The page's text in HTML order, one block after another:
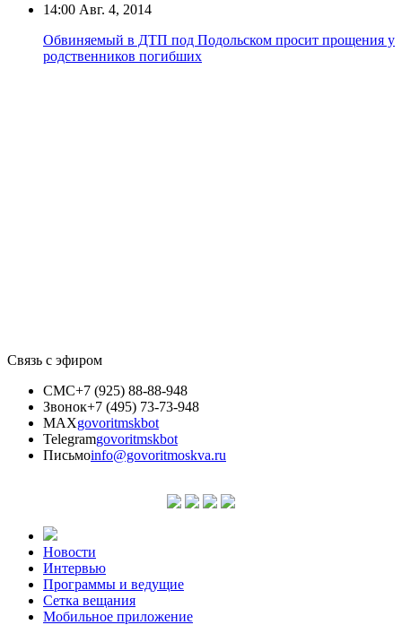
14:00 Авг. 4, 2014
Обвиняемый в ДТП под Подольском просит прощения у
родственников погибших
Связь с эфиром
СМС+7 (925) 88-88-948
Звонок+7 (495) 73-73-948
MAXgovoritmskbot
Telegramgovoritmskbot
Письмоinfo@govoritmoskva.ru
Новости
Интервью
Программы и ведущие
Сетка вещания
Мобильное приложение